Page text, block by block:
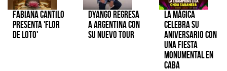
Fabiana Cantilo
presenta 'Flor
de Loto'
Dyango regresa
a Argentina con
su nuevo tour
La Mágica
celebra su
aniversario con
una fiesta
monumental en
CABA